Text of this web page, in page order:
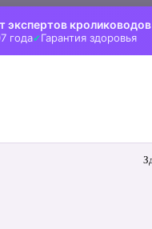
экспертов
года Гарантия здоровья